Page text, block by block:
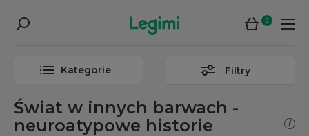
0
Kategorie Filtry
Świat w innych barwach -
neuroatypowe historie